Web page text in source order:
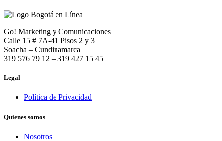
Go! Marketing y Comunicaciones
Calle 15 # 7A-41 Pisos 2 y 3
Soacha – Cundinamarca
319 576 79 12 – 319 427 15 45
Legal
Política de Privacidad
Quienes somos
Nosotros